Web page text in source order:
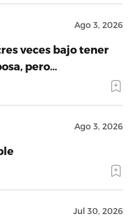
Ago 3, 2026
veces bajo tener
pero…
Ago 3, 2026
Jul 30, 2026